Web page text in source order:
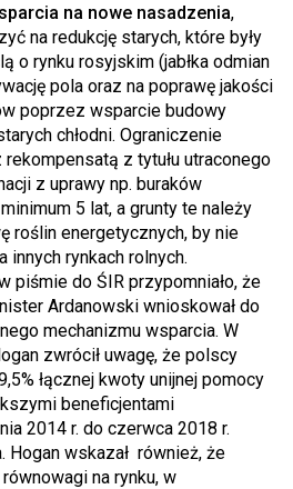
na nowe nasadzenia,
na redukcję starych, które były
o rynku rosyjskim (jabłka odmian
pola oraz na poprawę jakości
poprzez wsparcie budowy
chłodni. Ograniczenie
z tytułu utraconego
z uprawy np. buraków
5 lat, a grunty te należy
roślin energetycznych, by nie
innych rynkach rolnych.
piśmie do ŚIR przypomniało, że
Ardanowski wnioskował do
mechanizmu wsparcia. W
zwrócił uwagę, że polscy
łącznej kwoty unijnej pomocy
beneficjentami
2014 r. do czerwca 2018 r.
Hogan wskazał również, że
na rynku, w